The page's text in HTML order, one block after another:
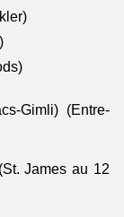
Gimli) (Entre-
James au 12